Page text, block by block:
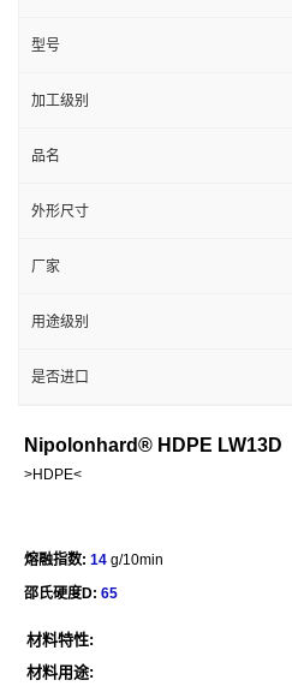
型号
加工级别
品名
外形尺寸
厂家
用途级别
是否进口
Nipolonhard® HDPE LW13D
>HDPE<
熔融指数: 14 g/10min
邵氏硬度D: 65
材料特性:
材料用途: